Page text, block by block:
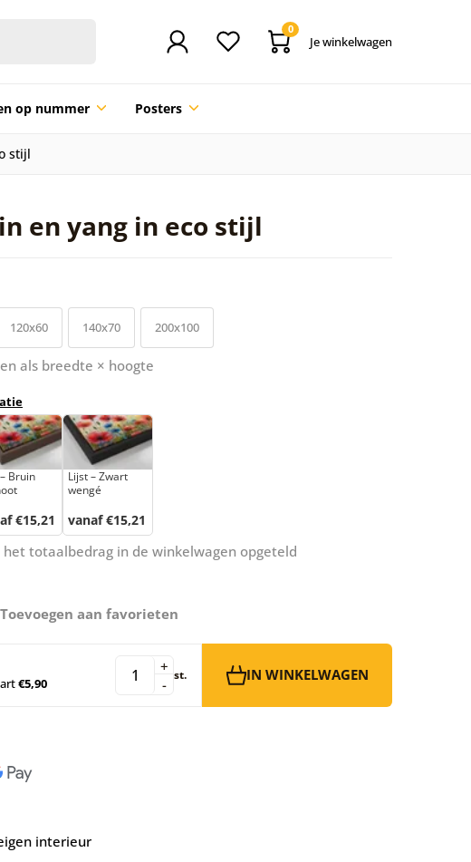
0
Je winkelwagen
op nummer Posters
stijl
en yang in eco stijl
120x60 140x70 200x100
als breedte × hoogte
Bruin
€15,21
Lijst – Zwart
wengé
vanaf €15,21
totaalbedrag in de winkelwagen opgeteld
Toevoegen aan favorieten
€5,90 -
+ st. IN WINKELWAGEN
interieur